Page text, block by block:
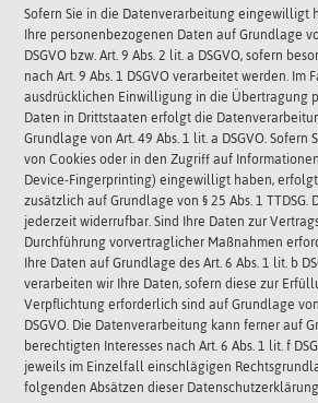
Sofern Sie in die Datenverarbeitung eingewilligt
Ihre personenbezogenen Daten auf Grundlage
DSGVO bzw. Art. 9 Abs. 2 lit. a DSGVO, sofern
nach Art. 9 Abs. 1 DSGVO verarbeitet werden. Im
ausdrücklichen Einwilligung in die Übertragung
Daten in Drittstaaten erfolgt die
Grundlage von Art. 49 Abs. 1 lit. a DSGVO.
von Cookies oder in den Zugriff auf
Device-Fingerprinting) eingewilligt haben,
zusätzlich auf Grundlage von § 25 Abs. 1
jederzeit widerrufbar. Sind Ihre Daten zur
Durchführung vorvertraglicher Maßnahmen
Ihre Daten auf Grundlage des Art. 6 Abs. 1 lit. b
verarbeiten wir Ihre Daten, sofern diese zur
Verpflichtung erforderlich sind auf Grundlage
DSGVO. Die Datenverarbeitung kann ferner auf
berechtigten Interesses nach Art. 6 Abs. 1 lit. f
jeweils im Einzelfall einschlägigen
folgenden Absätzen dieser